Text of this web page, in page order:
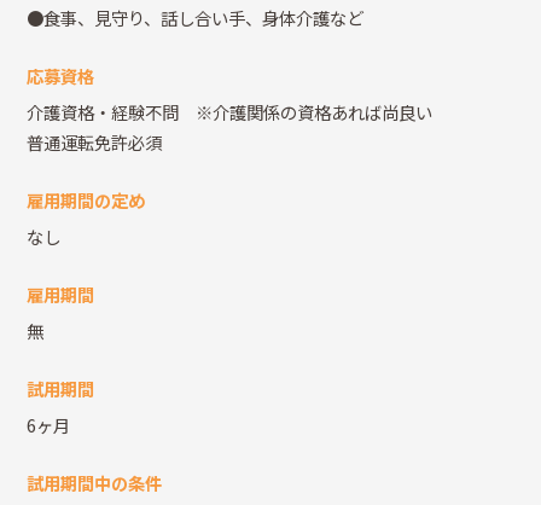
●食事、見守り、話し合い手、身体介護など
応募資格
介護資格・経験不問 ※介護関係の資格あれば尚良い
普通運転免許必須
雇用期間の定め
なし
雇用期間
無
試用期間
6ヶ月
試用期間中の条件